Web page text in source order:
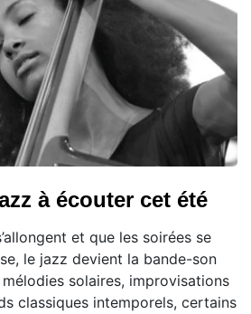
à écouter cet été
et que les soirées se
le jazz devient la bande-son
mélodies solaires, improvisations
classiques intemporels, certains